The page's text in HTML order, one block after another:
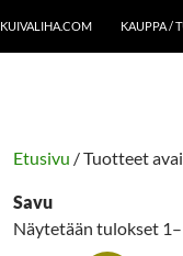
KUIVALIHA.COM KAUPPA /
Etusivu / Tuotteet
Savu
Näytetään tulokset